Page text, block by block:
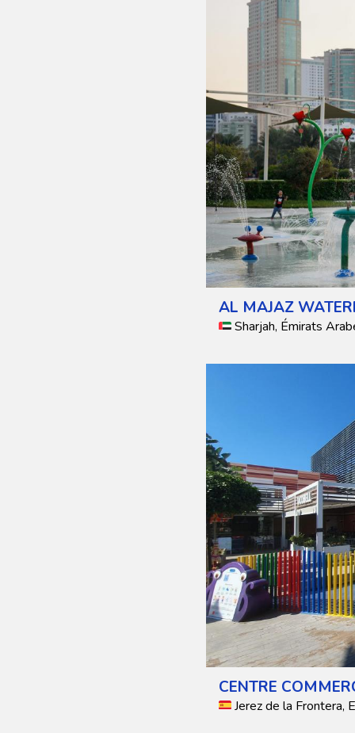
AL MAJAZ
Sharjah, Émirats
CENTRE
Jerez de la Frontera,